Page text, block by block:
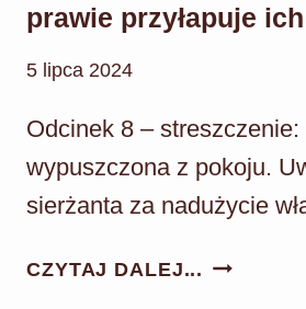
prawie przyłapuje
5 lipca 2024
Odcinek 8 –
wypuszczona z pokoju.
sierżanta za nadużycie
CZYTAJ DALEJ... LA